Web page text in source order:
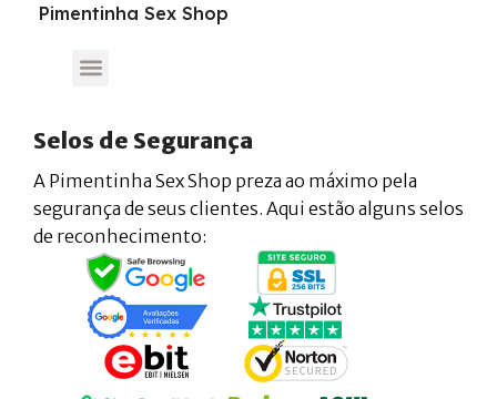
Pimentinha Sex Shop
Selos de Segurança
A Pimentinha Sex Shop preza ao máximo pela
segurança de seus clientes. Aqui estão alguns selos
de reconhecimento: